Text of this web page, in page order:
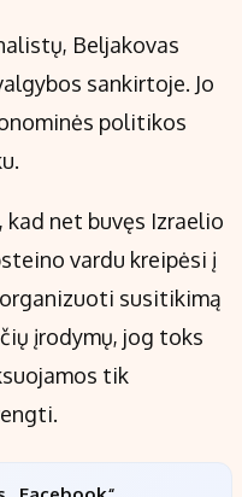
Beljakovas
sankirtoje. Jo
politikos
net buvęs Izraelio
vardu kreipėsi į
susitikimą
įrodymų, jog toks
tik